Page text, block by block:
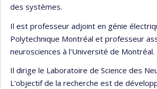
des systèmes.
Il est professeur adjoint en génie
Polytechnique Montréal et professeur
neurosciences à l'Université de Montréal.
Il dirige le Laboratoire de Science des
L'objectif de la recherche est de